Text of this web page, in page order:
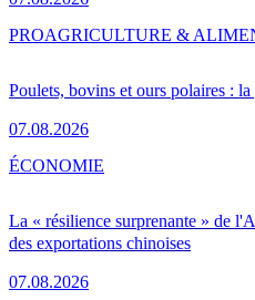
Poulets, bovins et ours polaires :
07.08.2026
PROAGRICULTURE &
La « résilience surprenante » de
des exportations chinoises
07.08.2026
ÉCONOMIE